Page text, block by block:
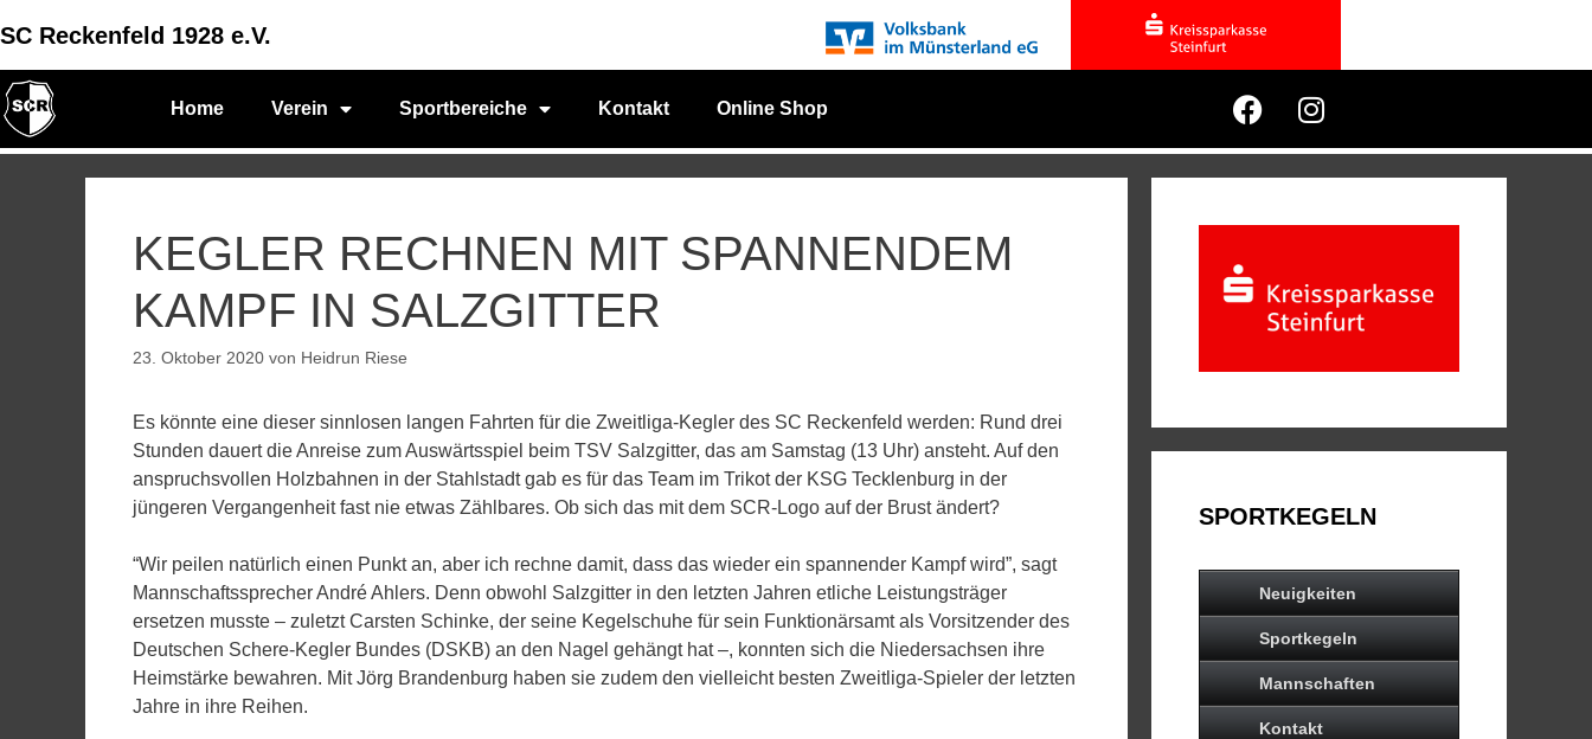
SC Reckenfeld 1928 e.V.
Home Verein Sportbereiche Kontakt Online Shop
KEGLER RECHNEN MIT SPANNENDEM
KAMPF IN SALZGITTER
23. Oktober 2020 von Heidrun Riese
Es könnte eine dieser sinnlosen langen Fahrten für die Zweitliga-Kegler des SC Reckenfeld werden: Rund drei
Stunden dauert die Anreise zum Auswärtsspiel beim TSV Salzgitter, das am Samstag (13 Uhr) ansteht. Auf den
anspruchsvollen Holzbahnen in der Stahlstadt gab es für das Team im Trikot der KSG Tecklenburg in der
jüngeren Vergangenheit fast nie etwas Zählbares. Ob sich das mit dem SCR-Logo auf der Brust ändert?
“Wir peilen natürlich einen Punkt an, aber ich rechne damit, dass das wieder ein spannender Kampf wird”, sagt
Mannschaftssprecher André Ahlers. Denn obwohl Salzgitter in den letzten Jahren etliche Leistungsträger
ersetzen musste – zuletzt Carsten Schinke, der seine Kegelschuhe für sein Funktionärsamt als Vorsitzender des
Deutschen Schere-Kegler Bundes (DSKB) an den Nagel gehängt hat –, konnten sich die Niedersachsen ihre
Heimstärke bewahren. Mit Jörg Brandenburg haben sie zudem den vielleicht besten Zweitliga-Spieler der letzten
Jahre in ihre Reihen.
SPORTKEGELN
Neuigkeiten
Sportkegeln
Mannschaften
Kontakt